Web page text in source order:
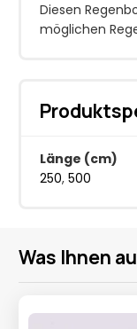
Diesen
möglichen
Länge (cm)
250, 500
Was Ihnen